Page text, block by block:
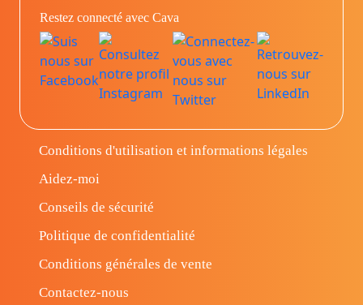
Restez connecté avec Cava
Conditions d'utilisation et informations légales
Aidez-moi
Conseils de sécurité
Politique de confidentialité
Conditions générales de vente
Contactez-nous